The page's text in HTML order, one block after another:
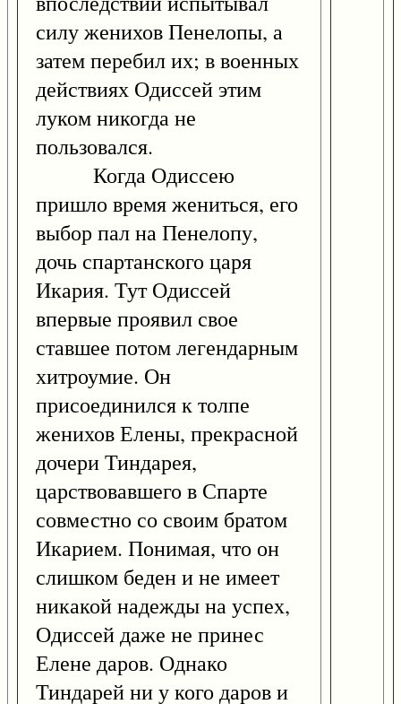
силу женихов Пенелопы, а
затем перебил их; в военных
действиях Одиссей этим
луком никогда не
пользовался.
Когда Одиссею
пришло время жениться, его
выбор пал на Пенелопу,
дочь спартанского царя
Икария. Тут Одиссей
впервые проявил свое
ставшее потом легендарным
хитроумие. Он
присоединился к толпе
женихов Елены, прекрасной
дочери Тиндарея,
царствовавшего в Спарте
совместно со своим братом
Икарием. Понимая, что он
слишком беден и не имеет
никакой надежды на успех,
Одиссей даже не принес
Елене даров. Однако
Тиндарей ни у кого даров и